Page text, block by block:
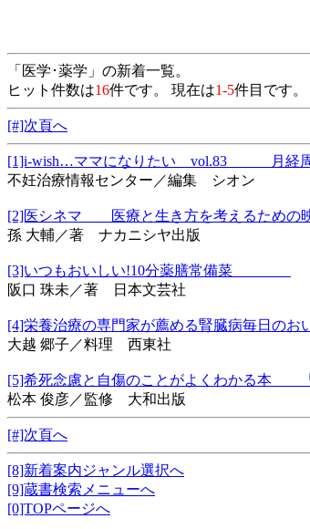
「医学･薬学」の新着一覧。
ヒット件数は16件です。 現在は1-5件目です。
[#]次頁へ
[1]i‐wish…ママになりたい vol.83 月経周
不妊治療情報センター／編集 シオン
[2]医シネマ 医療と生き方を考えるため
孫 大輔／著 ナカニシヤ出版
[3]いつもおいしい!10分薬膳常備菜
阪口 珠未／著 日本文芸社
[4]栄養治療の専門家が薦める腎臓病毎
大越 郷子／料理 西東社
[5]希死念慮と自傷のことがよくわかる本
松本 俊彦／監修 大和出版
[#]次頁へ
[8]新着案内ジャンル選択へ
[9]蔵書検索メニューへ
[0]TOPページへ